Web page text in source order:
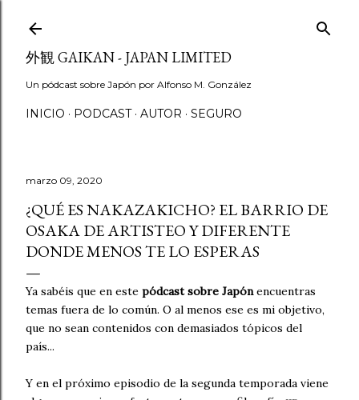
外観 GAIKAN - JAPAN LIMITED
Un pódcast sobre Japón por Alfonso M. González
INICIO PODCAST AUTOR SEGURO
marzo 09, 2020
¿QUÉ ES NAKAZAKICHO? EL BARRIO DE
OSAKA DE ARTISTEO Y DIFERENTE
DONDE MENOS TE LO ESPERAS
Ya sabéis que en este pódcast sobre Japónencuentras
temas fuera de lo común. O al menos ese es mi objetivo,
que no sean contenidos con demasiados tópicos del
país...
Y en el próximo episodio de la segunda temporada viene